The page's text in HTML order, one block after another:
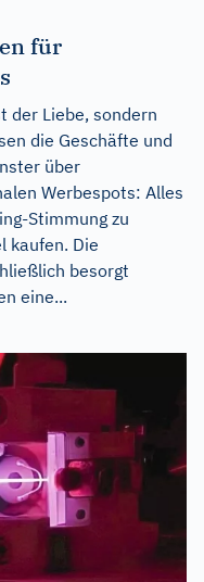
für
der Liebe, sondern
die Geschäfte und
über
Werbespots: Alles
Stimmung zu
kaufen. Die
besorgt
eine...